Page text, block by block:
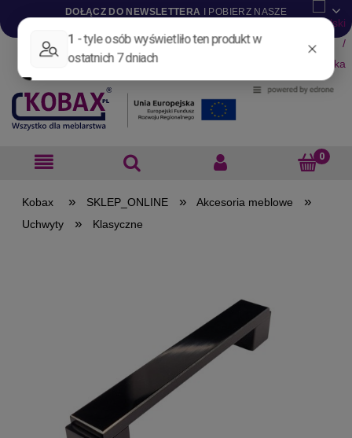
DOŁĄCZ DO NEWSLETTERA I POBIERZ NASZE
Aktualności Nowości
Blog
» SKLEP_ONLINE » Akcesoria meblowe »
Uchwyty » Klasyczne